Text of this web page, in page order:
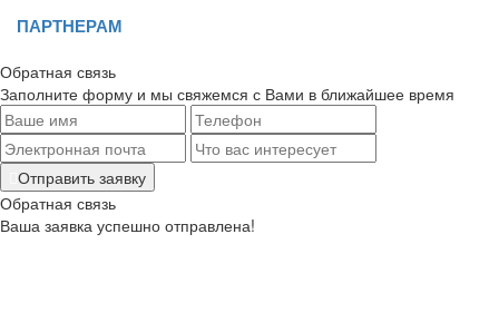
ПАРТНЕРАМ
Обратная связь
Заполните форму и мы свяжемся с Вами в ближайшее время
Отправить заявку
Обратная связь
Ваша заявка успешно отправлена!